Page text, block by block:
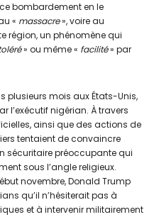
bombardement en le
« massacre», voire au
région, un phénomène qui
» ou même « facilité» par
plusieurs mois aux États-Unis,
l’exécutif nigérian. À travers
ainsi que des actions de
tentaient de convaincre
sécuritaire préoccupante qui
sous l’angle religieux.
novembre, Donald Trump
qu’il n’hésiterait pas à
et à intervenir militairement